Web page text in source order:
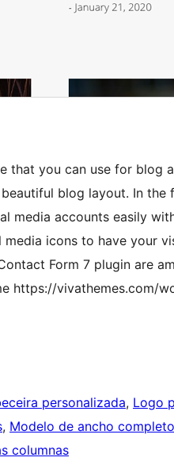
that you can use for blog
blog layout. In
media accounts easily
icons to have your
Form 7 plugin are
https://vivathemes.com/
personalizada, Logo
, Modelo de ancho completo
columnas